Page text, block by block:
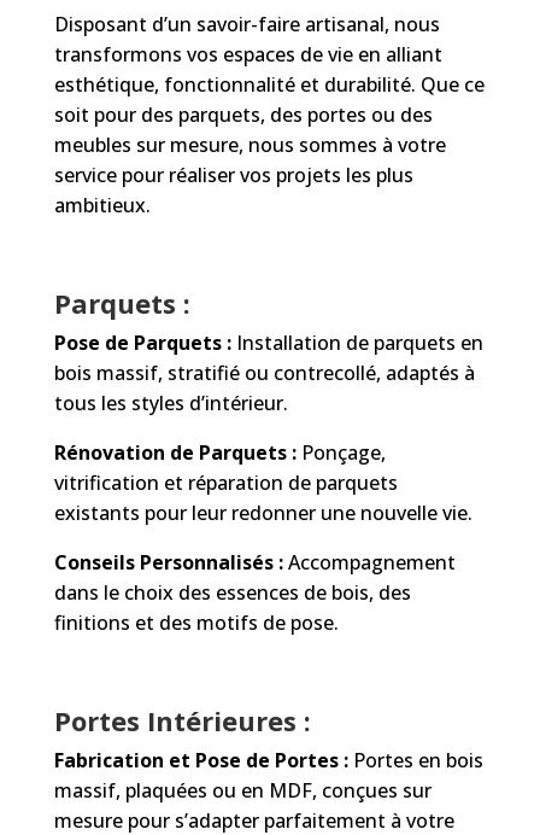
Disposant d’un savoir-faire artisanal, nous
transformons vos espaces de vie en alliant
esthétique, fonctionnalité et durabilité. Que ce
soit pour des parquets, des portes ou des
meubles sur mesure, nous sommes à votre
service pour réaliser vos projets les plus
ambitieux.
Parquets :
Pose de Parquets :Installation de parquets en
bois massif, stratifié ou contrecollé, adaptés à
tous les styles d’intérieur.
Rénovation de Parquets :Ponçage,
vitrification et réparation de parquets
existants pour leur redonner une nouvelle vie.
Conseils Personnalisés :Accompagnement
dans le choix des essences de bois, des
finitions et des motifs de pose.
Portes Intérieures :
Fabrication et Pose de Portes :Portes en bois
massif, plaquées ou en MDF, conçues sur
mesure pour s’adapter parfaitement à votre